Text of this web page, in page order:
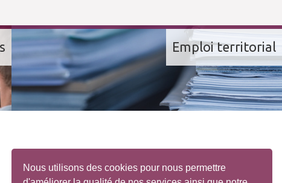
Nous utilisons des cookies pour nous permettre
Emploi territorial